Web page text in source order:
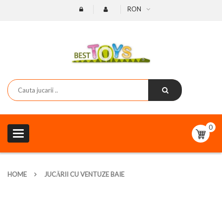
RON
Toggle
navigation
0
HOME JUCĂRII CU VENTUZE BAIE